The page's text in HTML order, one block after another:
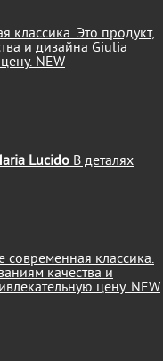
классика. Это продукт,
и дизайна Giulia
NEW
Lucido В деталях
современная классика.
качества и
цену. NEW